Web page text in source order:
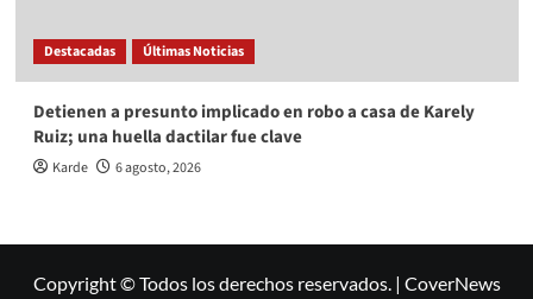
Destacadas Últimas Noticias
Detienen a presunto implicado en robo a casa de Karely
Ruiz; una huella dactilar fue clave
Karde 6 agosto, 2026
Copyright © Todos los derechos reservados. | CoverNews